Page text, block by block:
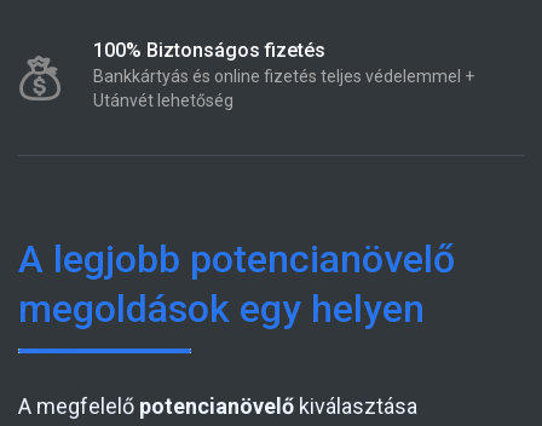
100% Biztonságos fizetés
Bankkártyás és online fizetés teljes védelemmel +
Utánvét lehetőség
A legjobb potencianövelő
megoldások egy helyen
A megfelelő potencianövelő kiválasztása